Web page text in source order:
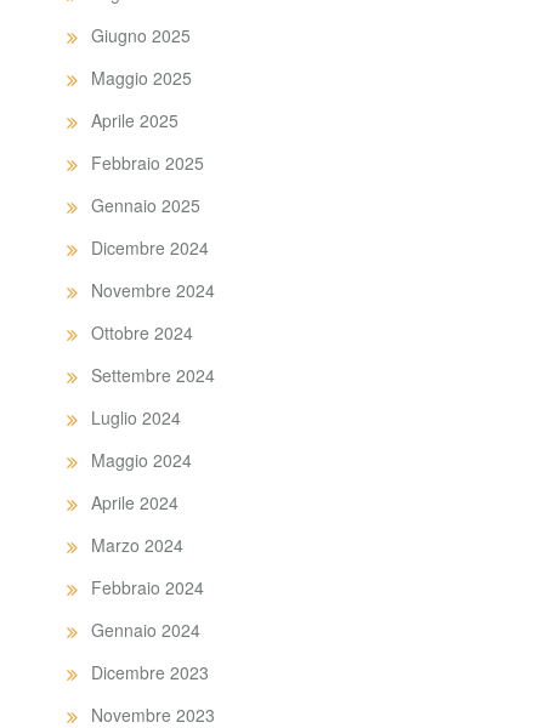
Giugno 2025
Maggio 2025
Aprile 2025
Febbraio 2025
Gennaio 2025
Dicembre 2024
Novembre 2024
Ottobre 2024
Settembre 2024
Luglio 2024
Maggio 2024
Aprile 2024
Marzo 2024
Febbraio 2024
Gennaio 2024
Dicembre 2023
Novembre 2023